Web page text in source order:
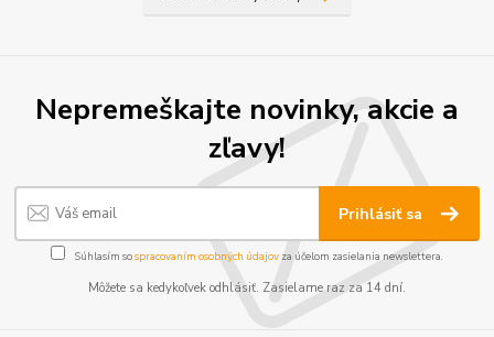
Nepremeškajte novinky, akcie a
zľavy!
Prihlásiť sa
Súhlasím sospracovaním osobných údajov za účelom zasielania newslettera.
Môžete sa kedykoľvek odhlásiť. Zasielame raz za 14 dní.